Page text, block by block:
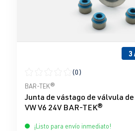
3
Calificación promedio de 0 de 5
(0)
BAR-TEK®
Junta de vástago de válvula
VW V6 24V BAR-TEK®
¡Listo para envío inmediato!